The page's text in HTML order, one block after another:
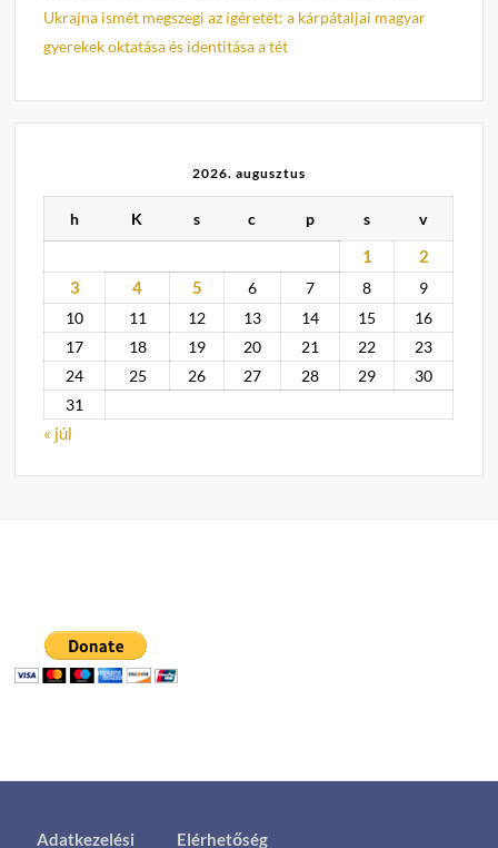
Ukrajna ismét megszegi az ígéretét: a kárpátaljai magyar
gyerekek oktatása és identitása a tét
2026. augusztus
h K s c p s v
1
2
3
4 5 6 7 8
9
10
11 12 13 14 15
16
17
18 19 20 21 22
23
24
25 26 27 28 29
30
31
« júl
Adatkezelési Elérhetőség